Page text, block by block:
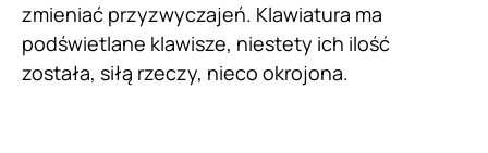
zmieniać przyzwyczajeń. Klawiatura ma
podświetlane klawisze, niestety ich ilość
została, siłą rzeczy, nieco okrojona.